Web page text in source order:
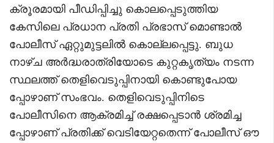
ക്രൂരമായി പീഡിപ്പിച്ചു കൊലപ്പെടുത്തിയ
കേസിലെ പ്രധാന പ്രതി പ്രഭാസ് മൊണ്ടാൽ
പോലീസ് ഏറ്റുമുട്ടലിൽ കൊല്ലപ്പെട്ടു. ബുധ
നാഴ്ച അർദ്ധരാത്രിയോടെ കുറ്റകൃത്യം നടന്ന
സ്ഥലത്ത് തെളിവെടുപ്പിനായി കൊണ്ടുപോയ
പ്പോഴാണ് സംഭവം. തെളിവെടുപ്പിനിടെ
പോലീസിനെ ആക്രമിച്ച് രക്ഷപ്പെടാൻ ശ്രമിച്ച
പ്പോഴാണ് പ്രതിക്ക് വെടിയേറ്റതെന്ന് പോലീസ് ഔ